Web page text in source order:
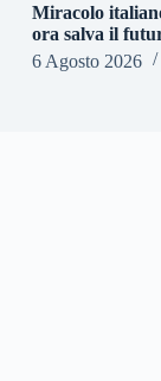
Miracolo
ora salva il
6 Agosto 2026